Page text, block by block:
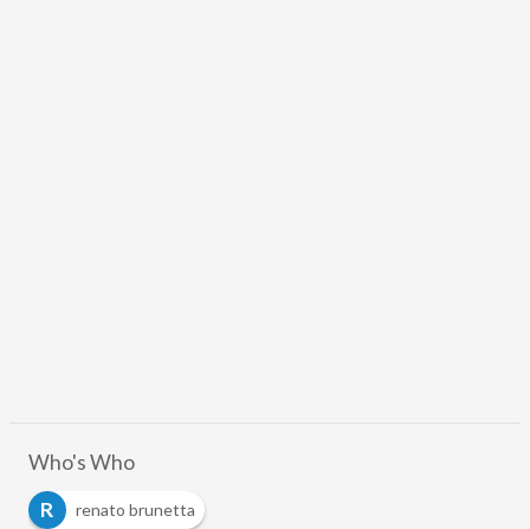
Who's Who
R
renato brunetta